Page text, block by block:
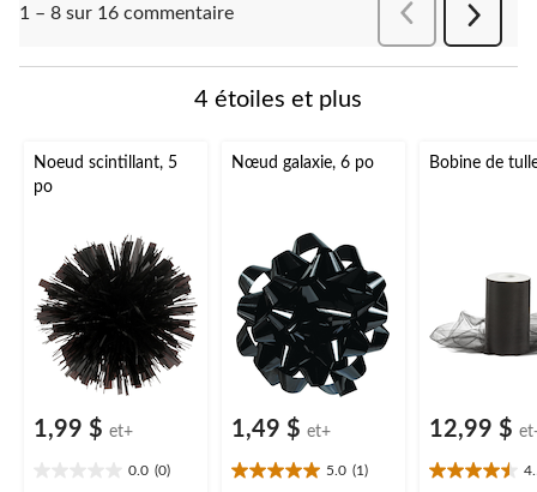
1 – 8 sur 16 commentaire
Suivant
4 étoiles et plus
Noeud scintillant, 5
po
1,99 $ et+
0.0 (0)
Nœud galaxie, 6 po
1,49 $ et+
5.0 (1)
5.0
Bobine de
12,99 $
4.5